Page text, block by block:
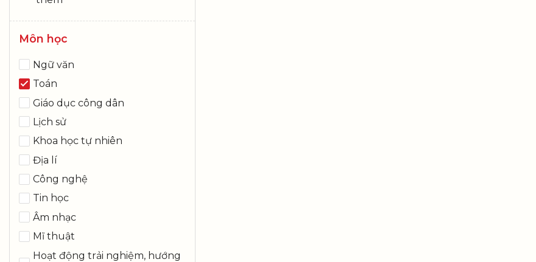
Môn học
Ngữ văn
Toán
Giáo dục công dân
Lịch sử
Khoa học tự nhiên
Địa lí
Công nghệ
Tin học
Âm nhạc
Mĩ thuật
Hoạt động trải nghiệm, hướng